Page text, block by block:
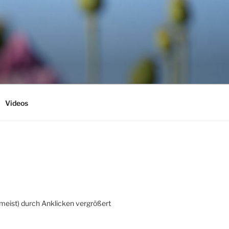
Videos
durch Anklicken vergrößert